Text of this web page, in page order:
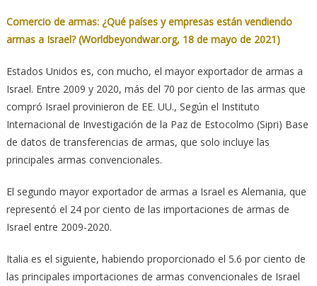
Comercio de armas: ¿Qué países y empresas están vendiendo
armas a Israel? (Worldbeyondwar.org, 18 de mayo de 2021)
Estados Unidos es, con mucho, el mayor exportador de armas a
Israel. Entre 2009 y 2020, más del 70 por ciento de las armas que
compró Israel provinieron de EE. UU., Según el Instituto
Internacional de Investigación de la Paz de Estocolmo (Sipri) Base
de datos de transferencias de armas, que solo incluye las
principales armas convencionales.
El segundo mayor exportador de armas a Israel es Alemania, que
representó el 24 por ciento de las importaciones de armas de
Israel entre 2009-2020.
Italia es el siguiente, habiendo proporcionado el 5.6 por ciento de
las principales importaciones de armas convencionales de Israel